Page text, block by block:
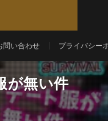
問い合わせ プライバシー
が無い件